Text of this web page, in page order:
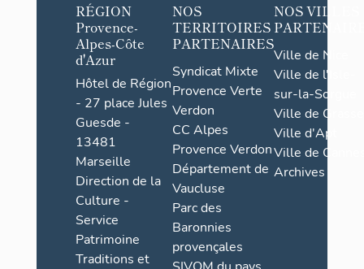
RÉGION
Provence-
Alpes-Côte
d'Azur
Hôtel de Région
- 27 place Jules
Guesde -
13481
Marseille
Direction de la
Culture -
Service
Patrimoine
Traditions et
NOS
TERRITOIRES
PARTENAIRES
Syndicat Mixte
Provence Verte
Verdon
CC Alpes
Provence Verdon
Département de
Vaucluse
Parc des
Baronnies
provençales
NOS VILLES
Ville de Nice
Ville de l'Isle-
sur-la-Sorgue
Ville de Grasse
Ville d'Apt
Ville de
Archives